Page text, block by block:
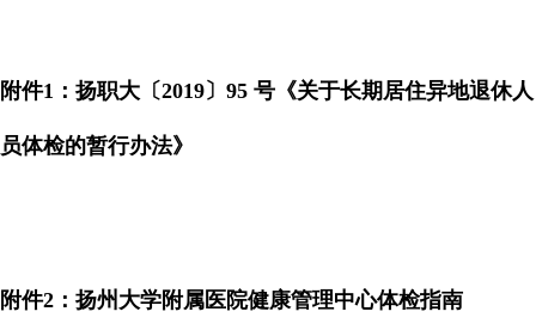
附件1 ：扬职大〔2019〕 95 号《关于长期居住异地退休人
员体检的暂行办法》
附件2 ： 扬州大学附属医院健康管理中心体检指南